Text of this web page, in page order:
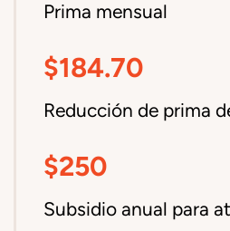
Prima mensual
$184.70
Reducción de prima
$250
Subsidio anual para